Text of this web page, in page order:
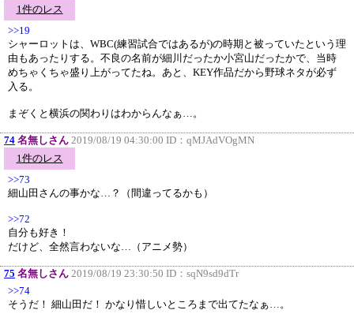
1件のレス
>>19
シャーロットは、WBC(練習試合ではあるが)の時期と被っていたという理
由もあったりする。不良の名前が細川だったか小宮山だったかで、当時
めちゃくちゃ盛り上がってたね。あと、KEY作品だから野球ネタが必ず
入る。
まぞくと横浜の関わりはわからんなぁ…。
74 名無しさん 2019/08/19 04:30:00 ID： qMJAdVOgMN
1件のレス
>>73
細山田さんの事かな…？（間違ってるかも）
>>72
自分も好き！
だけど、全然言わないな…（アニメ勢）
75 名無しさん 2019/08/19 23:30:50 ID： sqN9sd9dTr
>>74
そうだ！ 細山田だ！ かなり惜しいところまで出てたなぁ…。